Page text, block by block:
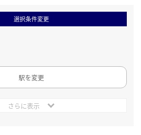
選択条件変更
駅を変更
さらに表示